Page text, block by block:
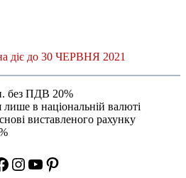
діє до 30 ЧЕРВНЯ 2021
без ПДВ 20%
в національній валюті
виставленого рахунку
Instagram
YouTube
Pinterest